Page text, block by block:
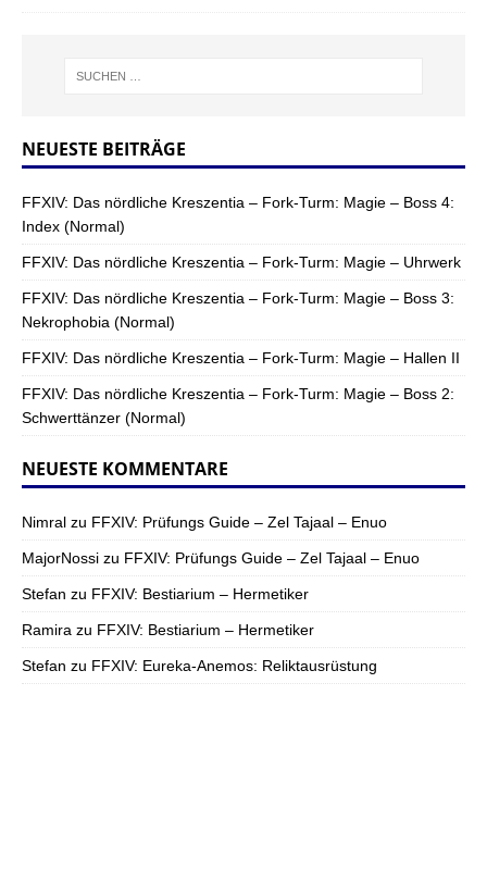
NEUESTE BEITRÄGE
FFXIV: Das nördliche Kreszentia – Fork-Turm: Magie – Boss 4:
Index (Normal)
FFXIV: Das nördliche Kreszentia – Fork-Turm: Magie – Uhrwerk
FFXIV: Das nördliche Kreszentia – Fork-Turm: Magie – Boss 3:
Nekrophobia (Normal)
FFXIV: Das nördliche Kreszentia – Fork-Turm: Magie – Hallen II
FFXIV: Das nördliche Kreszentia – Fork-Turm: Magie – Boss 2:
Schwerttänzer (Normal)
NEUESTE KOMMENTARE
Nimral zu FFXIV: Prüfungs Guide – Zel Tajaal – Enuo
MajorNossi zu FFXIV: Prüfungs Guide – Zel Tajaal – Enuo
Stefan zu FFXIV: Bestiarium – Hermetiker
Ramira zu FFXIV: Bestiarium – Hermetiker
Stefan zu FFXIV: Eureka-Anemos: Reliktausrüstung